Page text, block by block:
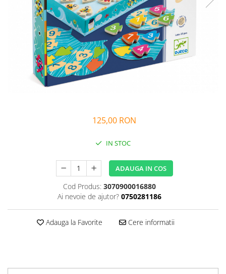
Alfabet si matematica
Jocuri de memorie si inteligenta
Seria Lectia de sanatate
Editura Litera
Editura Galaxia Copiilor
Colectia PIXI
Pisicile Războinice
Colectia Pia Papadia
125,00 RON
IN STOC
ADAUGA IN COS
Cod Produs: 3070900016880
Ai nevoie de ajutor? 0750281186
Adauga la Favorite Cere informatii